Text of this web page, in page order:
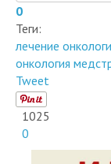
0
Теги:
лечение
онкология
Tweet
1025
0